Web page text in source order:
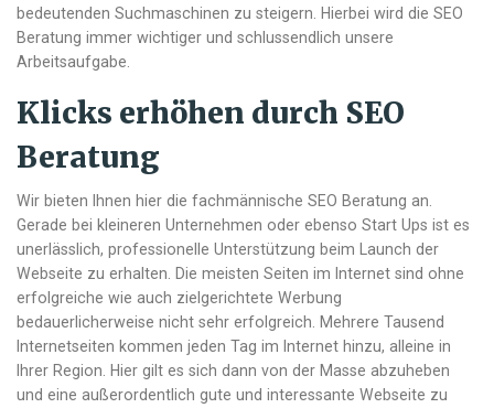
bedeutenden Suchmaschinen zu steigern. Hierbei wird die SEO
Beratung immer wichtiger und schlussendlich unsere
Arbeitsaufgabe.
Klicks erhöhen durch SEO
Beratung
Wir bieten Ihnen hier die fachmännische SEO Beratung an.
Gerade bei kleineren Unternehmen oder ebenso Start Ups ist es
unerlässlich, professionelle Unterstützung beim Launch der
Webseite zu erhalten. Die meisten Seiten im Internet sind ohne
erfolgreiche wie auch zielgerichtete Werbung
bedauerlicherweise nicht sehr erfolgreich. Mehrere Tausend
Internetseiten kommen jeden Tag im Internet hinzu, alleine in
Ihrer Region. Hier gilt es sich dann von der Masse abzuheben
und eine außerordentlich gute und interessante Webseite zu